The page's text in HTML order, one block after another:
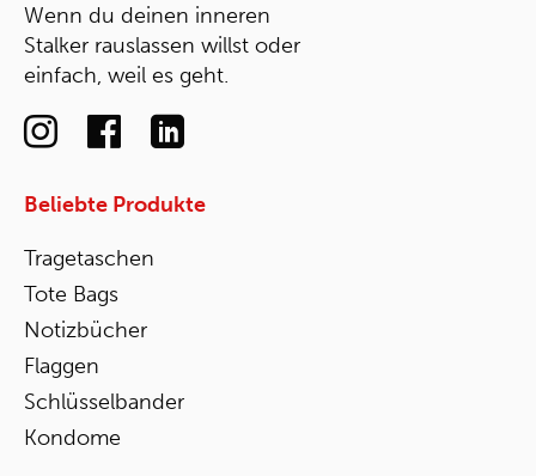
Wenn du deinen inneren
Stalker rauslassen willst oder
einfach, weil es geht.
Beliebte Produkte
Tragetaschen
Tote Bags
Notizbücher
Flaggen
Schlüsselbander
Kondome